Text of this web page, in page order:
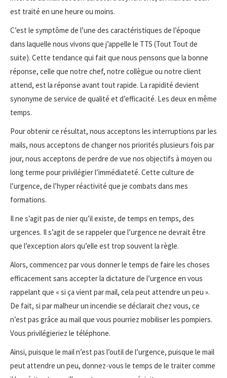
est traité en une heure ou moins.
C’est le symptôme de l’une des caractéristiques de l’époque
dans laquelle nous vivons que j’appelle le TTS (Tout Tout de
suite). Cette tendance qui fait que nous pensons que la bonne
réponse, celle que notre chef, notre collègue ou notre client
attend, est la réponse avant tout rapide. La rapidité devient
synonyme de service de qualité et d’efficacité. Les deux en même
temps.
Pour obtenir ce résultat, nous acceptons les interruptions par les
mails, nous acceptons de changer nos priorités plusieurs fois par
jour, nous acceptons de perdre de vue nos objectifs à moyen ou
long terme pour privilégier l’immédiateté. Cette culture de
l’urgence, de l’hyper réactivité que je combats dans mes
formations.
Il ne s’agit pas de nier qu’il existe, de temps en temps, des
urgences. Il s’agit de se rappeler que l’urgence ne devrait être
que l’exception alors qu’elle est trop souvent la règle.
Alors, commencez par vous donner le temps de faire les choses
efficacement sans accepter la dictature de l’urgence en vous
rappelant que « si ça vient par mail, cela peut attendre un peu ».
De fait, si par malheur un incendie se déclarait chez vous, ce
n’est pas grâce au mail que vous pourriez mobiliser les pompiers.
Vous privilégieriez le téléphone.
Ainsi, puisque le mail n’est pas l’outil de l’urgence, puisque le mail
peut attendre un peu, donnez-vous le temps de le traiter comme